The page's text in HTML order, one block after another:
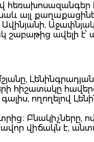
այլ
շաբաթից ավելի
հիշատակը
ողողելով
Բնակիչները,
վիճակն է,